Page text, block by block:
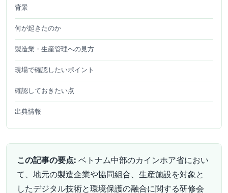
背景
何が起きたのか
製造業・生産管理への見方
現場で確認したいポイント
確認しておきたい点
出典情報
この記事の要点: ベトナム中部のカインホア省におい
て、地元の製造企業や協同組合、生産施設を対象と
したデジタル技術と環境保護の融合に関する研修会